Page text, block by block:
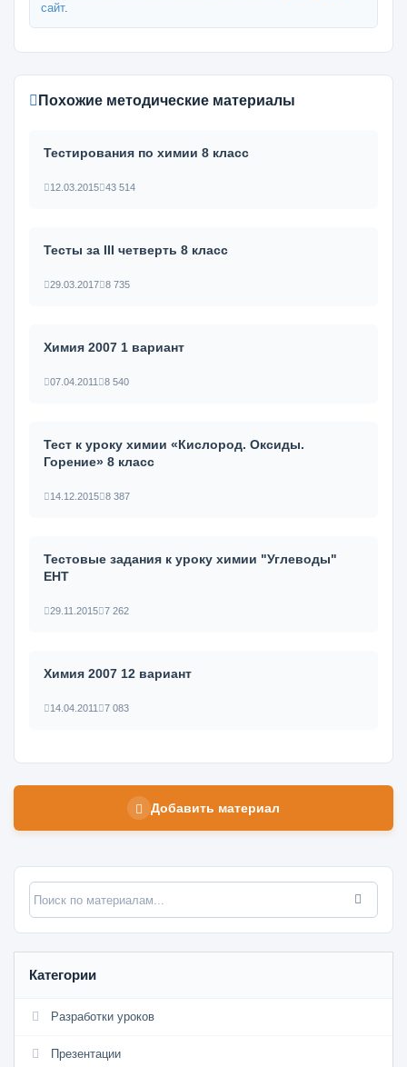
сайт.
Похожие методические материалы
Тестирования по химии 8 класс
12.03.2015 43 514
Тесты за III четверть 8 класс
29.03.2017 8 735
Химия 2007 1 вариант
07.04.2011 8 540
Тест к уроку химии «Кислород. Оксиды.
Горение» 8 класс
14.12.2015 8 387
Тестовые задания к уроку химии "Углеводы"
ЕНТ
29.11.2015 7 262
Химия 2007 12 вариант
14.04.2011 7 083
Добавить материал
Категории
Разработки уроков
Презентации